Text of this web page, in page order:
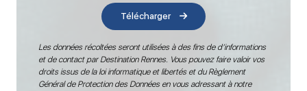
Télécharger
Les données récoltées seront utilisées à des fins de d’informations
et de contact par Destination Rennes. Vous pouvez faire valoir vos
droits issus de la loi informatique et libertés et du Règlement
Général de Protection des Données en vous adressant à notre